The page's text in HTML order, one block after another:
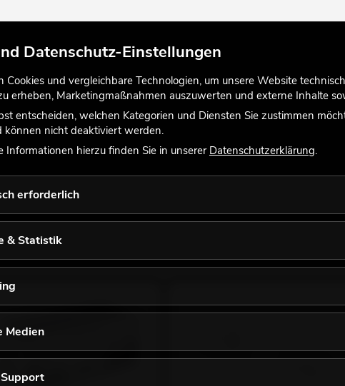
Datenschutz-Einstellungen
und vergleichbare Technologien, um unsere Website
erheben, Marketingmaßnahmen auszuwerten und externe Inhalte
entscheiden, welchen Kategorien und Diensten Sie zustimmen
können nicht deaktiviert werden.
Informationen hierzu finden Sie in unserer Datenschutzerklärung.
erforderlich
& Statistik
Medien